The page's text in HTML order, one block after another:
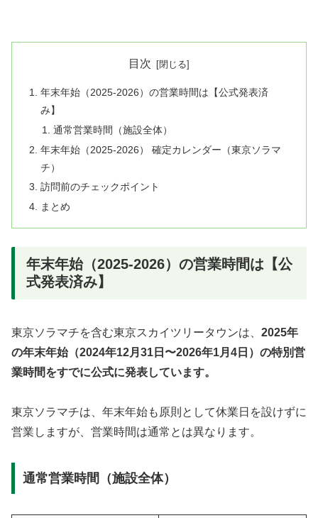
目次
年末年始（2025-2026）の営業時間は【公式発表済
み】
通常営業時間（施設全体）
年末年始（2025-2026） 確定カレンダー（東京ソラマ
チ）
訪問前のチェックポイント
まとめ
年末年始（2025-2026）の営業時間は【公
式発表済み】
東京ソラマチを含む東京スカイツリータウンは、 2025年
の年末年始（2024年12月31日〜2026年1月4日）の特別営
業時間をすでに公式に発表しています。
東京ソラマチは、年末年始も原則として休業日を設けずに
営業しますが、営業時間は通常とは異なります。
通常営業時間（施設全体）